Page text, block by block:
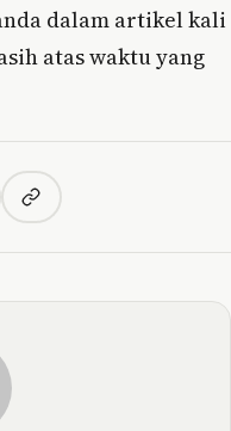
dalam artikel kali
atas waktu yang
Copy link